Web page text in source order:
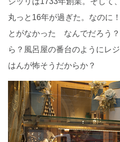
丸っと16年が過ぎた。なのに
とがなかった なんでだろう
ら？風呂屋の番台のようにレ
はんが怖そうだからか？